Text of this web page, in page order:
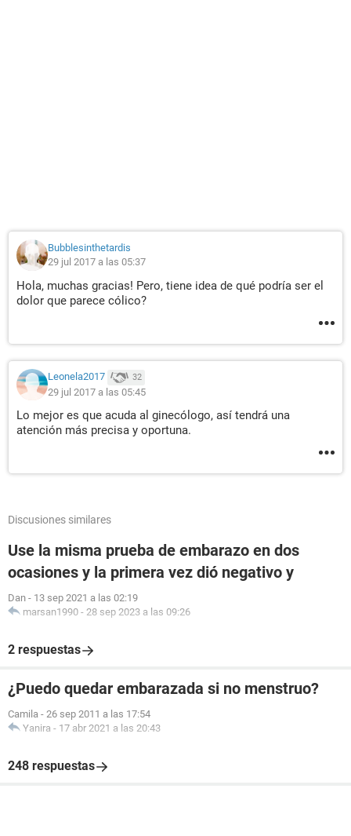
Bubblesinthetardis
29 jul 2017 a las 05:37
Hola, muchas gracias! Pero, tiene idea de qué podría ser el
dolor que parece cólico?
Leonela2017 32
29 jul 2017 a las 05:45
Lo mejor es que acuda al ginecólogo, así tendrá una
atención más precisa y oportuna.
Discusiones similares
Use la misma prueba de embarazo en dos
ocasiones y la primera vez dió negativo y
Dan - 13 sep 2021 a las 02:19
marsan1990 - 28 sep 2023 a las 09:26
2 respuestas
¿Puedo quedar embarazada si no menstruo?
Camila - 26 sep 2011 a las 17:54
Yanira - 17 abr 2021 a las 20:43
248 respuestas